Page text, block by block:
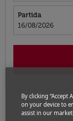
Partida
fc-booking-
16/08/2026
By clicking “Accept
on your device to
assist in our